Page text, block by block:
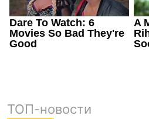
ТОП-новости